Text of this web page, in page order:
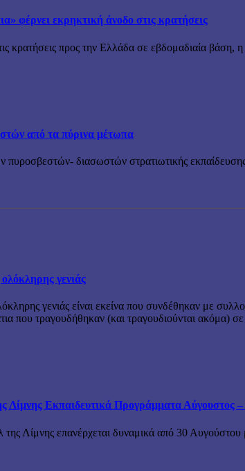
φέρνει εκρηκτική άνοδο στις κρατήσεις
κρατήσεις προς την Ελλάδα σε εβδομαδιαία βάση, η
από τα πύρινα μέτωπα
διασωστών στρατιωτικής
γενιάς
γενιάς είναι εκείνα που συνδέθηκαν με
που τραγουδήθηκαν (και τραγουδιούνται ακόμα)
Εκπαιδευτικά Προγράμματα Αύγουστος –
Λίμνης επανέρχεται δυναμικά από 30 Αυγούστου